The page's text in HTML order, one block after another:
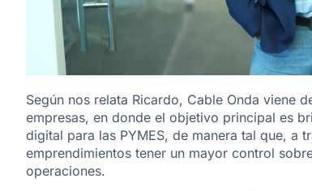
Según nos relata Ricardo, Cable Onda viene
empresas, en donde el objetivo principal es
digital para las PYMES, de manera tal que, a
emprendimientos tener un mayor control
operaciones.